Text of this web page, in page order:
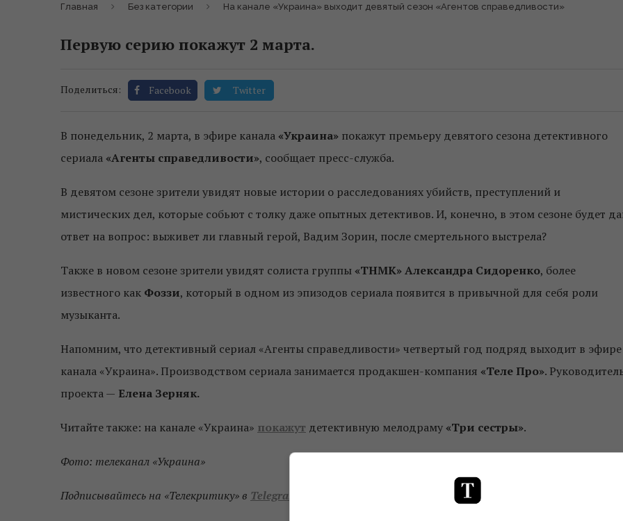
Главная Без категории На канале «Украина» выходит девятый сезон «Агентов справедливости»
Первую серию покажут 2 марта.
Поделиться: Facebook Twitter
В понедельник, 2 марта, в эфире канала «Украина» покажут премьеру девятого сезона детективного
сериала «Агенты справедливости», сообщает пресс-служба.
В девятом сезоне зрители увидят новые истории о расследованиях убийств, преступлений и
мистических дел, которые собьют с толку даже опытных детективов. И, конечно, в этом сезоне будет
ответ на вопрос: выживет ли главный герой, Вадим Зорин, после смертельного выстрела?
Также в новом сезоне зрители увидят солиста группы «ТНМК»Александра Сидоренко, более
известного как Фоззи, который в одном из эпизодов сериала появится в привычной для себя роли
музыканта.
Напомним, что детективный сериал «Агенты справедливости» четвертый год подряд выходит в эфире
канала «Украина». Производством сериала занимается продакшен-компания «Теле Про».
проекта — Елена Зерняк.
Читайте также: на канале «Украина» покажут детективную мелодраму «Три сестры».
Фото: телеканал «Украина»
Подписывайтесь на «Телекритику» в Telegram